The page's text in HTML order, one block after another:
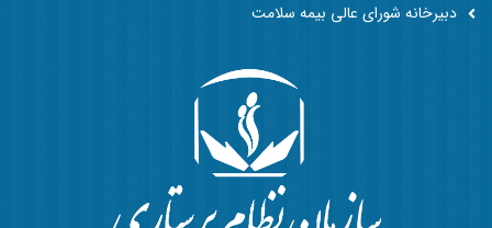
دبیرخانه شورای عالی بیمه سلامت